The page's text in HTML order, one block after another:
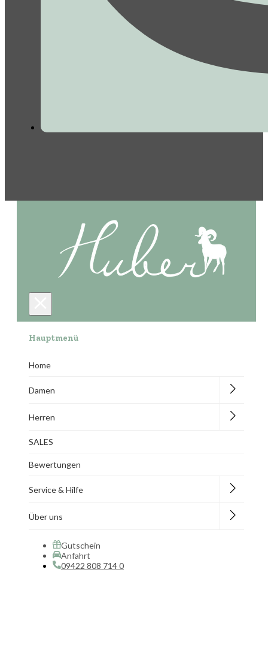
Hauptmenü
Home
Damen
Herren
SALES
Bewertungen
Service & Hilfe
Über uns
Gutschein
Anfahrt
09422 808 714 0